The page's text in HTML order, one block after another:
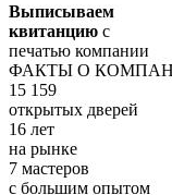
Выписываем
квитанцию с
печатью компании
ФАКТЫ О
15 159
открытых дверей
16 лет
на рынке
7 мастеров
с большим опытом